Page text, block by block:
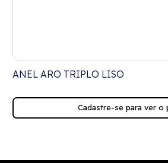
ANEL ARO TRIPLO LISO
Cadastre-se para ver o